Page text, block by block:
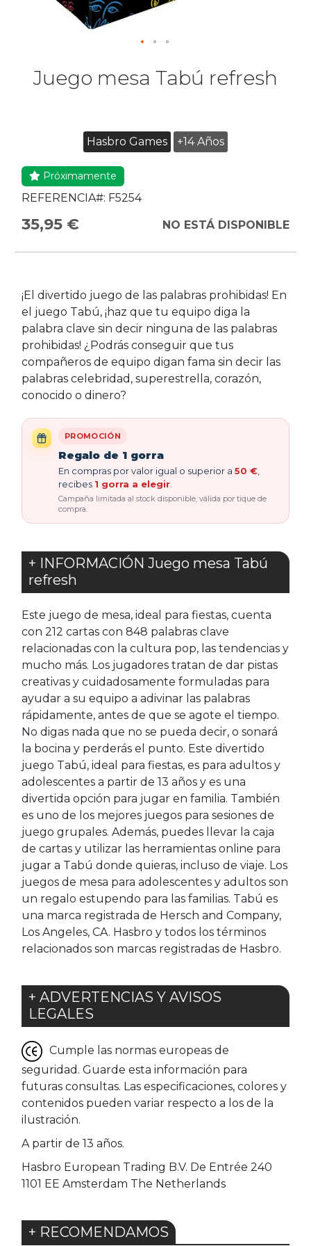
Juego mesa Tabú refresh
Hasbro Games +14 Años
Próximamente
REFERENCIA#: F5254
35,95 € NO ESTÁ DISPONIBLE
¡El divertido juego de las palabras prohibidas! En
el juego Tabú, ¡haz que tu equipo diga la
palabra clave sin decir ninguna de las palabras
prohibidas! ¿Podrás conseguir que tus
compañeros de equipo digan fama sin decir las
palabras celebridad, superestrella, corazón,
conocido o dinero?
PROMOCIÓN
Regalo de 1 gorra
En compras por valor igual o superior a 50 €
recibes 1 gorra a elegir
Campaña limitada al stock disponible, válida por tique de
compra.
+ INFORMACIÓN Juego mesa Tabú
refresh
Este juego de mesa, ideal para fiestas, cuenta
con 212 cartas con 848 palabras clave
relacionadas con la cultura pop, las tendencias y
mucho más. Los jugadores tratan de dar pistas
creativas y cuidadosamente formuladas para
ayudar a su equipo a adivinar las palabras
rápidamente, antes de que se agote el tiempo.
No digas nada que no se pueda decir, o sonará
la bocina y perderás el punto. Este divertido
juego Tabú, ideal para fiestas, es para adultos y
adolescentes a partir de 13 años y es una
divertida opción para jugar en familia. También
es uno de los mejores juegos para sesiones de
juego grupales. Además, puedes llevar la caja
de cartas y utilizar las herramientas online para
jugar a Tabú donde quieras, incluso de viaje. Los
juegos de mesa para adolescentes y adultos son
un regalo estupendo para las familias. Tabú es
una marca registrada de Hersch and Company,
Los Angeles, CA. Hasbro y todos los términos
relacionados son marcas registradas de Hasbro.
+ ADVERTENCIAS Y AVISOS
LEGALES
Cumple las normas europeas de
seguridad. Guarde esta información para
futuras consultas. Las especificaciones, colores y
contenidos pueden variar respecto a los de la
ilustración.
A partir de 13 años.
Hasbro European Trading B.V. De Entrée 240
1101 EE Amsterdam The Netherlands
+ RECOMENDAMOS